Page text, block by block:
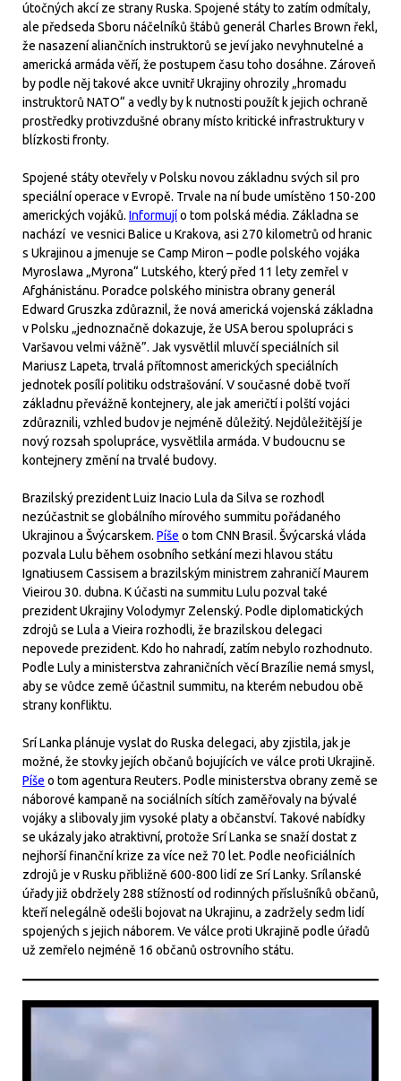
útočných akcí ze strany Ruska. Spojené státy to zatím odmítaly,
ale předseda Sboru náčelníků štábů generál Charles Brown řekl,
že nasazení aliančních instruktorů se jeví jako nevyhnutelné a
americká armáda věří, že postupem času toho dosáhne. Zároveň
by podle něj takové akce uvnitř Ukrajiny ohrozily „hromadu
instruktorů NATO“ a vedly by k nutnosti použít k jejich ochraně
prostředky protivzdušné obrany místo kritické infrastruktury v
blízkosti fronty.
Spojené státy otevřely v Polsku novou základnu svých sil pro
speciální operace v Evropě. Trvale na ní bude umístěno 150-200
amerických vojáků. Informujío tom polská média. Základna se
nachází ve vesnici Balice u Krakova, asi 270 kilometrů od hranic
s Ukrajinou a jmenuje se Camp Miron – podle polského vojáka
Myroslawa „Myrona“ Lutského, který před 11 lety zemřel v
Afghánistánu. Poradce polského ministra obrany generál
Edward Gruszka zdůraznil, že nová americká vojenská základna
v Polsku „jednoznačně dokazuje, že USA berou spolupráci s
Varšavou velmi vážně”. Jak vysvětlil mluvčí speciálních sil
Mariusz Lapeta, trvalá přítomnost amerických speciálních
jednotek posílí politiku odstrašování. V současné době tvoří
základnu převážně kontejnery, ale jak američtí i polští vojáci
zdůraznili, vzhled budov je nejméně důležitý. Nejdůležitější je
nový rozsah spolupráce, vysvětlila armáda. V budoucnu se
kontejnery změní na trvalé budovy.
Brazilský prezident Luiz Inacio Lula da Silva se rozhodl
nezúčastnit se globálního mírového summitu pořádaného
Ukrajinou a Švýcarskem. Píše o tom CNN Brasil. Švýcarská vláda
pozvala Lulu během osobního setkání mezi hlavou státu
Ignatiusem Cassisem a brazilským ministrem zahraničí Maurem
Vieirou 30. dubna. K účasti na summitu Lulu pozval také
prezident Ukrajiny Volodymyr Zelenský. Podle diplomatických
zdrojů se Lula a Vieira rozhodli, že brazilskou delegaci
nepovede prezident. Kdo ho nahradí, zatím nebylo rozhodnuto.
Podle Luly a ministerstva zahraničních věcí Brazílie nemá smysl,
aby se vůdce země účastnil summitu, na kterém nebudou obě
strany konfliktu.
Srí Lanka plánuje vyslat do Ruska delegaci, aby zjistila, jak je
možné, že stovky jejích občanů bojujících ve válce proti Ukrajině.
Píše o tom agentura Reuters. Podle ministerstva obrany země se
náborové kampaně na sociálních sítích zaměřovaly na bývalé
vojáky a slibovaly jim vysoké platy a občanství. Takové nabídky
se ukázaly jako atraktivní, protože Srí Lanka se snaží dostat z
nejhorší finanční krize za více než 70 let. Podle neoficiálních
zdrojů je v Rusku přibližně 600-800 lidí ze Srí Lanky. Srílanské
úřady již obdržely 288 stížností od rodinných příslušníků občanů,
kteří nelegálně odešli bojovat na Ukrajinu, a zadržely sedm lidí
spojených s jejich náborem. Ve válce proti Ukrajině podle úřadů
už zemřelo nejméně 16 občanů ostrovního státu.